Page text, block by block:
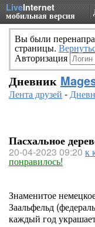
LiveInternet
мобильная версия
Вы были
страницы.
Авторизация
Дневник
Лента друзей -
Пасхальное
20-04-2023 09:20 к
понравилось!
Знаменитое
Заальфельд
каждый год